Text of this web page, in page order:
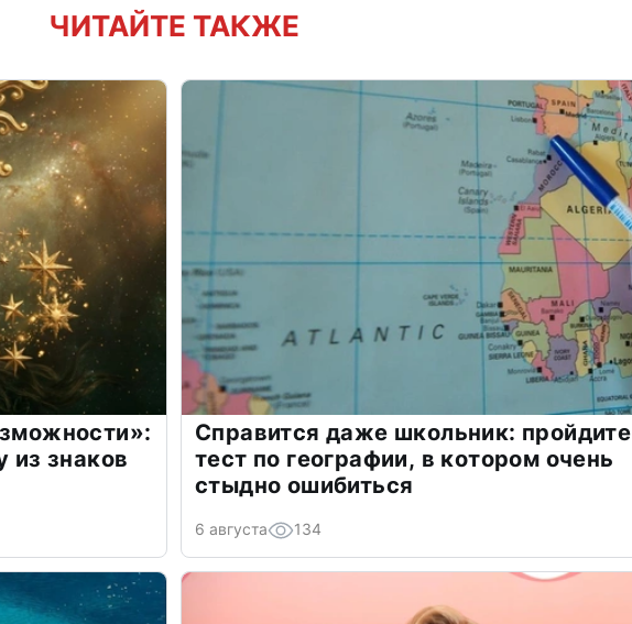
ЧИТАЙТЕ ТАКЖЕ
из знаков
Справится даже школьник: пройдите
тест по географии, в котором очень
стыдно ошибиться
6 августа 134